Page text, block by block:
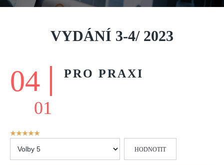
ÚVOD
O ČASOPISU
Historie
FAQ
Vydání 3/ 2025
Vydání 2/ 2025
VYDÁNÍ 3-4/ 2023
04
01
PRO PRAXI
Hodnocení
prosím